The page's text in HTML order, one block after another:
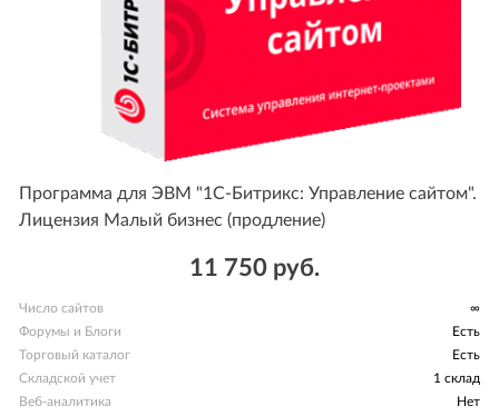
Программа для ЭВМ "1С-Битрикс: Управление сайтом".
Лицензия Малый бизнес (продление)
11 750 руб.
Число сайтов
∞
Форумы и Блоги
Есть
Торговый каталог
Есть
Складской учет
1 склад
Веб-аналитика
Нет